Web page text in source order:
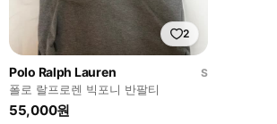
2
Polo Ralph Lauren
S
폴로 랄프로렌 빅포니 반팔티
55,000원